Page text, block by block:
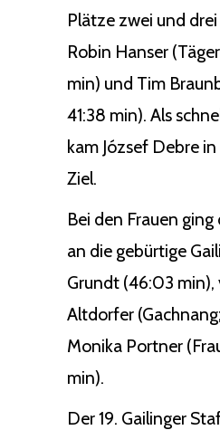
Plätze zwei und
Robin Hanser
min) und Tim
41:38 min). Als
kam József Debre
Ziel.
Bei den Frauen ging
an die gebürtige
Grundt (46:03 min),
Altdorfer
Monika Portner
min).
Der 19. Gailinger